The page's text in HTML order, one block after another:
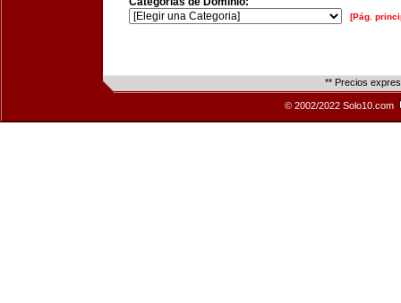
[Pág.
** Precios
© 2002/2022 Solo10.com